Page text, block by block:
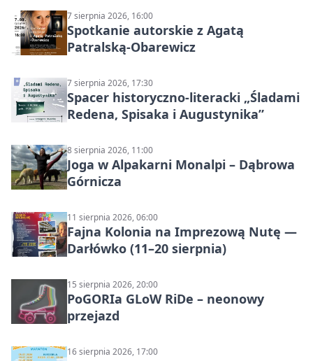
7 sierpnia 2026, 16:00
Spotkanie autorskie z Agatą
Patralską-Obarewicz
7 sierpnia 2026, 17:30
Spacer historyczno-literacki „Śladami
Redena, Spisaka i Augustynika”
8 sierpnia 2026, 11:00
Joga w Alpakarni Monalpi – Dąbrowa
Górnicza
11 sierpnia 2026, 06:00
Fajna Kolonia na Imprezową Nutę —
Darłówko (11–20 sierpnia)
15 sierpnia 2026, 20:00
PoGORIa GLoW RiDe – neonowy
przejazd
16 sierpnia 2026, 17:00